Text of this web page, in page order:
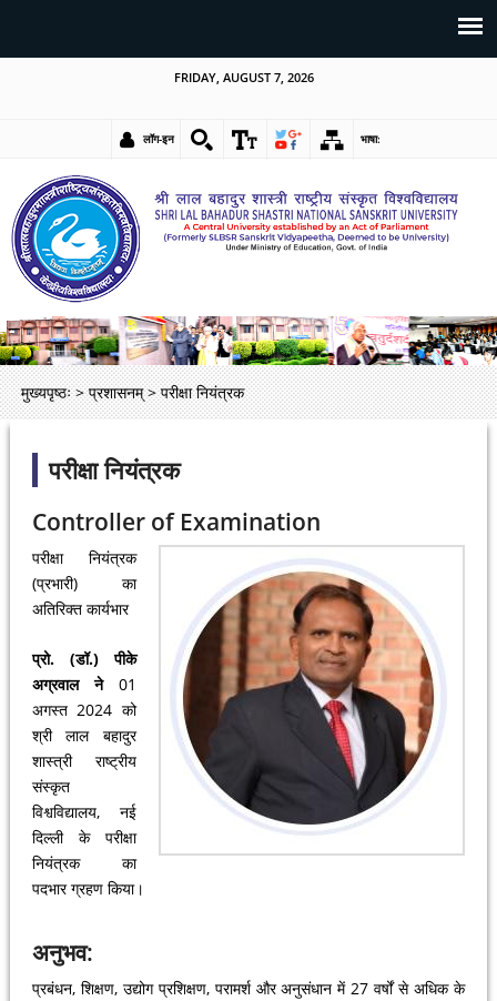
FRIDAY, AUGUST 7, 2026
लॉग-इन भाषा:
मुख्यपृष्ठः > प्रशासनम् > परीक्षा नियंत्रक
परीक्षा नियंत्रक
Controller of Examination
परीक्षा नियंत्रक
(प्रभारी) का
अतिरिक्त कार्यभार
प्रो. (डॉ.) पीके
अग्रवाल ने01
अगस्त 2024 को
श्री लाल बहादुर
शास्त्री राष्ट्रीय
संस्कृत
विश्वविद्यालय, नई
दिल्ली के परीक्षा
नियंत्रक का
पदभार ग्रहण किया।
अनुभव:
प्रबंधन, शिक्षण, उद्योग प्रशिक्षण, परामर्श और अनुसंधान में 27 वर्षों से अधिक के